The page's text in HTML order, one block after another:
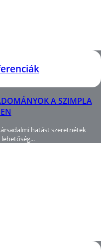
A SZIMPLA
hatást szeretnétek